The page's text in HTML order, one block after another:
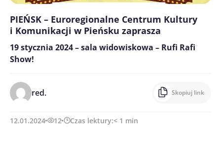
PIEŃSK – Euroregionalne Centrum Kultury
i Komunikacji w Pieńsku zaprasza
19 stycznia 2024 – sala widowiskowa – Rufi Rafi
Show!
red. Skopiuj link
12.01.2024 12 Czas lektury:< 1 min